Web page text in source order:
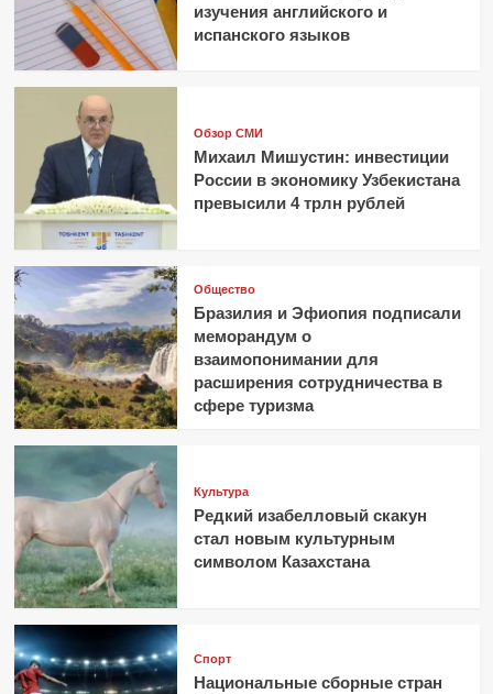
изучения английского и
испанского языков
Обзор СМИ
Михаил Мишустин: инвестиции
России в экономику Узбекистана
превысили 4 трлн рублей
Общество
Бразилия и Эфиопия подписали
меморандум о
взаимопонимании для
расширения сотрудничества в
сфере туризма
Культура
Редкий изабелловый скакун
стал новым культурным
символом Казахстана
Спорт
Национальные сборные стран